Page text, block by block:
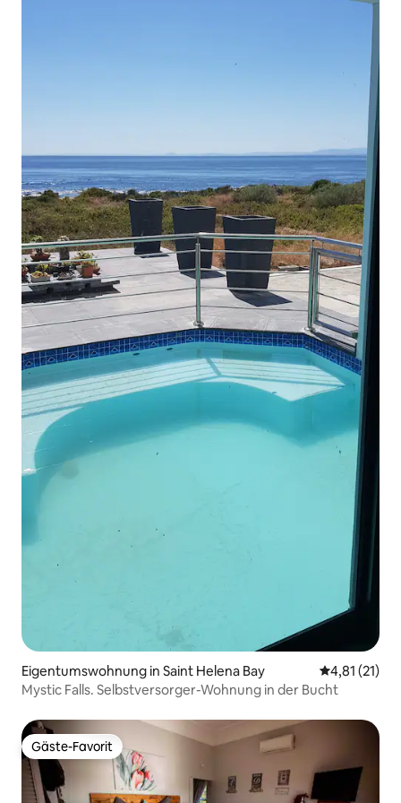
Eigentumswohnung in Saint Helena Bay
4,81 (21)
Mystic Falls. Selbstversorger-Wohnung in der Bucht
Gäste-Favorit
Gäste-Favorit